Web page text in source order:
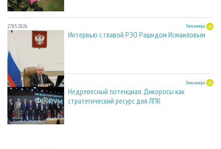
27.05.2026 Тема номера
Интервью с главой РЭО Рашидом Исмаиловым
27.05.2026 Тема номера
Недревесный потенциал. Дикоросы как
стратегический ресурс для ЛПК